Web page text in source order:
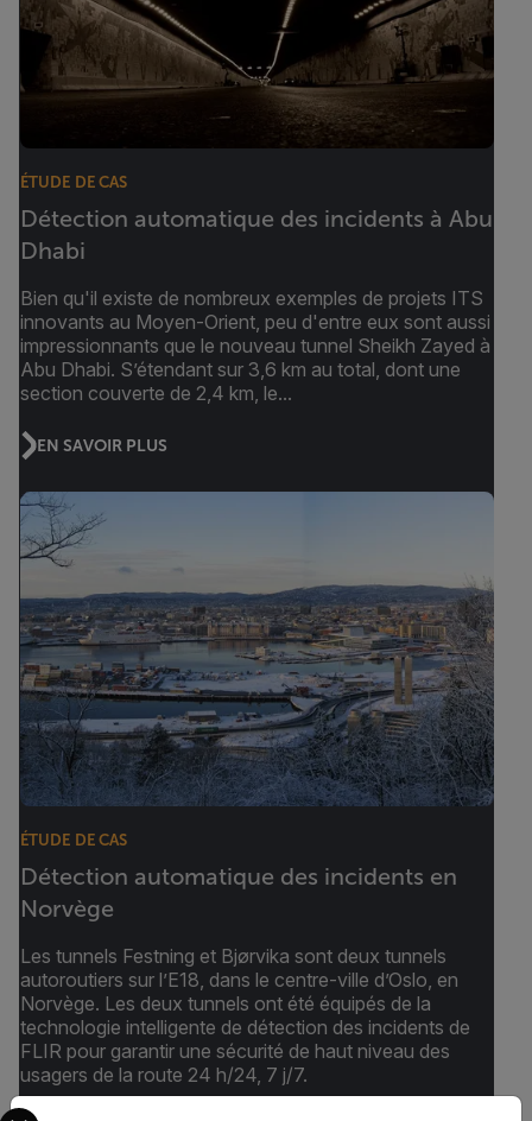
ÉTUDE DE CAS
Détection automatique des incidents à Abu
Dhabi
Bien qu'il existe de nombreux exemples de projets ITS
innovants au Moyen-Orient, peu d'entre eux sont aussi
impressionnants que le nouveau tunnel Sheikh Zayed à
Abu Dhabi. S’étendant sur 3,6 km au total, dont une
section couverte de 2,4 km, le...
EN SAVOIR PLUS
ÉTUDE DE CAS
Détection automatique des incidents en
Norvège
Les tunnels Festning et Bjørvika sont deux tunnels
autoroutiers sur l’E18, dans le centre-ville d’Oslo, en
Norvège. Les deux tunnels ont été équipés de la
technologie intelligente de détection des incidents de
FLIR pour garantir une sécurité de haut niveau des
usagers de la route 24 h/24, 7 j/7.
Select your preferred country and language from the